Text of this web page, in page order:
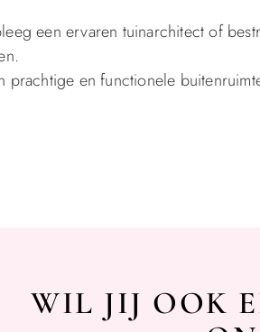
een ervaren tuinarchitect of
prachtige en functionele
WIL JIJ OOK